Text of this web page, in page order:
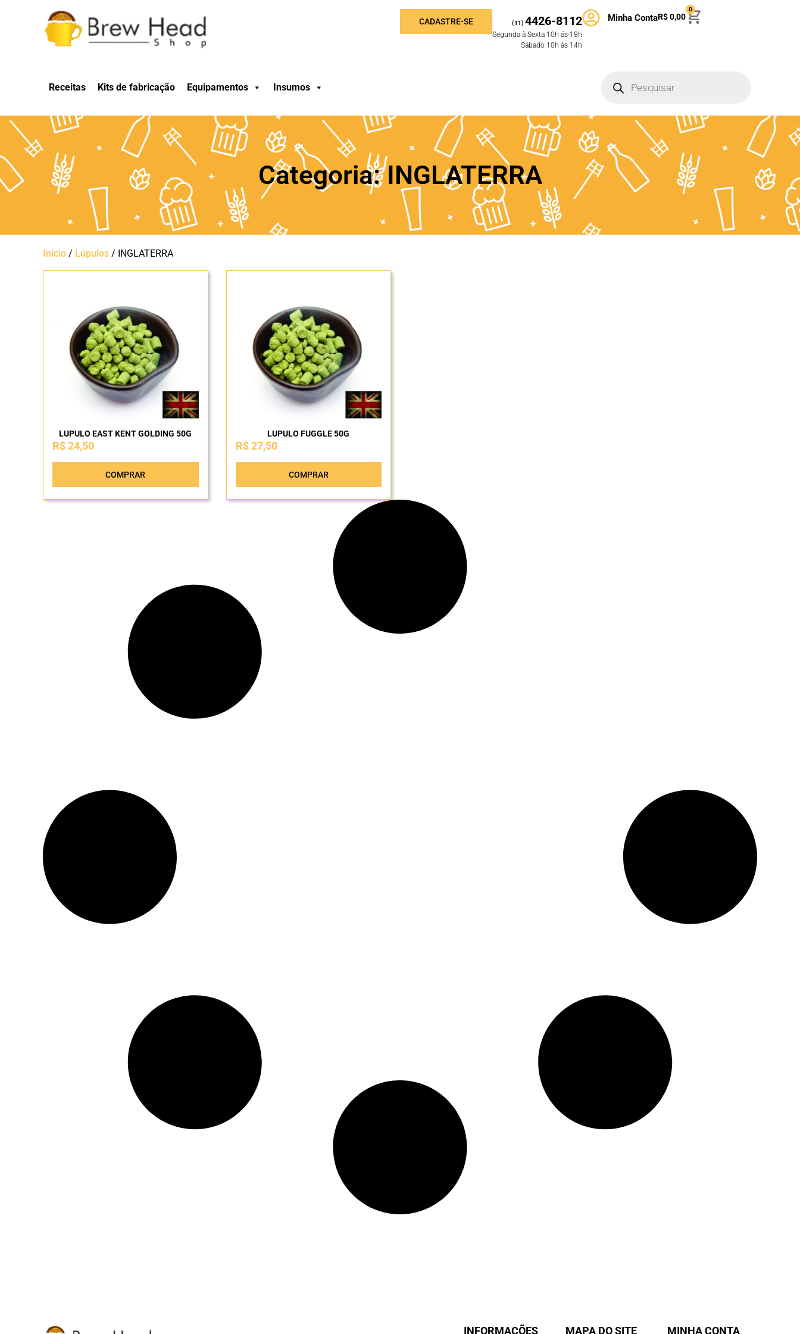
CADASTRE-SE (11) 4426-8112
Segunda à Sexta 10h ás-18h
Sábado 10h às 14h
Minha ContaR$0,00
0
Receitas Kits de fabricação Equipamentos Insumos
Categoria: INGLATERRA
Início / Lúpulos / INGLATERRA
LUPULO EAST KENT GOLDING 50G
R$24,50
COMPRAR
LUPULO FUGGLE 50G
R$27,50
COMPRAR
INFORMAÇÕES MAPA DO SITE MINHA CONTA